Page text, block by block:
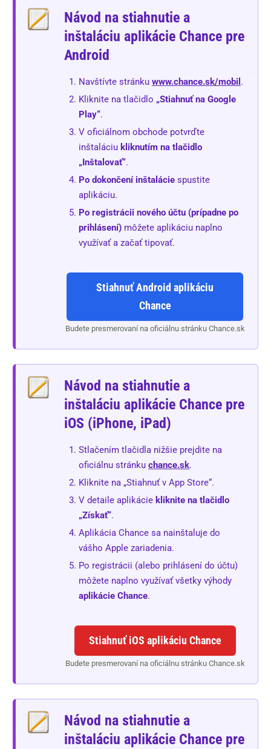
Návod na stiahnutie a
inštaláciu aplikácie Chance pre
Android
Navštívte stránku www.chance.sk/mobil .
Kliknite na tlačidlo „Stiahnuť na Google
Play“.
V oficiálnom obchode potvrďte
inštaláciu kliknutím na tlačidlo
„Inštalovať“.
Po dokončení inštalácie spustite
aplikáciu.
Po registrácii nového účtu (prípadne po
prihlásení) môžete aplikáciu naplno
využívať a začať tipovať.
Stiahnuť Android aplikáciu
Chance
Budete presmerovaní na oficiálnu stránku Chance.sk
Návod na stiahnutie a
inštaláciu aplikácie Chance pre
iOS (iPhone, iPad)
Stlačením tlačidla nižšie prejdite na
oficiálnu stránku chance.sk.
Kliknite na „Stiahnuť v App Store“.
V detaile aplikácie kliknite na tlačidlo
„Získať“.
Aplikácia Chance sa nainštaluje do
vášho Apple zariadenia.
Po registrácii (alebo prihlásení do účtu)
môžete naplno využívať všetky výhody
aplikácie Chance.
Stiahnuť iOS aplikáciu Chance
Budete presmerovaní na oficiálnu stránku Chance.sk
Návod na stiahnutie a
inštaláciu aplikácie Chance pre